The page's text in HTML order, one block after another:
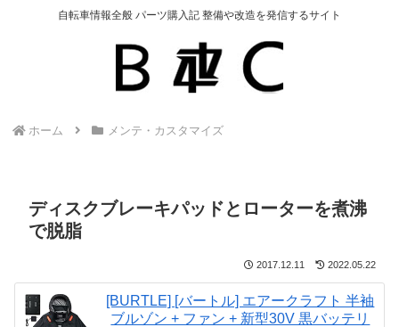
自転車情報全般 パーツ購入記 整備や改造を発信するサイト
ホーム メンテ・カスタマイズ
ディスクブレーキパッドとローターを煮沸
で脱脂
2017.12.11 2022.05.22
[BURTLE] [バートル] エアークラフト 半袖
ブルゾン + ファン + 新型30V 黒バッテリ